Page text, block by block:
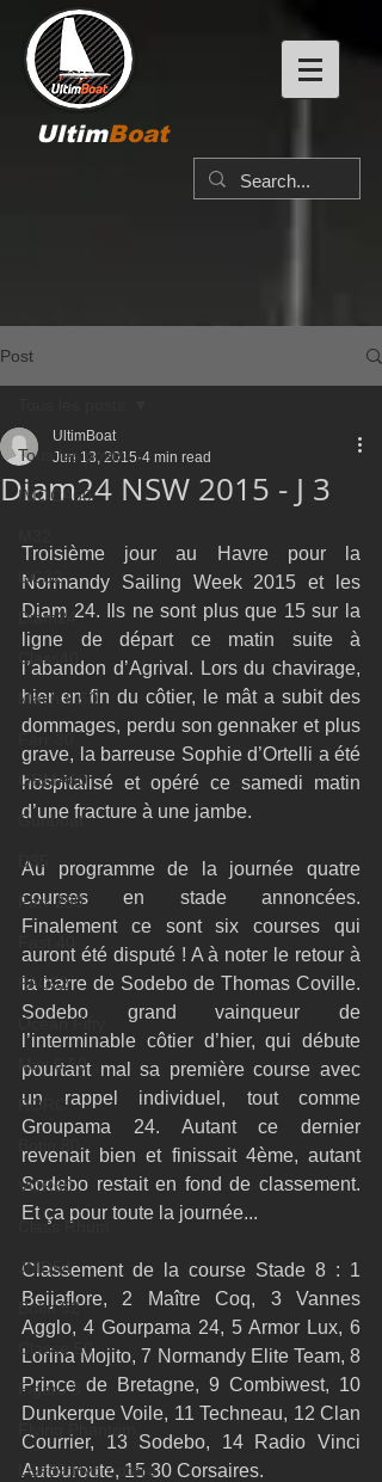
UltimBoat
Post
Tous les posts
IMOCA60
GC32
Diam24
Class40
Mach 6.50
ORMA60
Gunboat
D35
Farr 280
PAC52
Ocean Fifty
Mini 6.50
RORC
VOR60
Class Rhum
JMD54
Botin 52
Classe 50
Figaro 3
Flying Phantom
L&#39;Hydroptère
Diam24 NSW 2015 - J 3
UltimBoat
Jun 13, 2015 4 min read
Troisième jour au Havre pour la
Normandy Sailing Week 2015 et les
Diam 24. Ils ne sont plus que 15 sur la
ligne de départ ce matin suite à
l’abandon d’Agrival. Lors du chavirage,
hier en fin du côtier, le mât a subit des
dommages, perdu son gennaker et plus
grave, la barreuse Sophie d’Ortelli a été
hospitalisé et opéré ce samedi matin
d’une fracture à une jambe.
Au programme de la journée quatre
courses en stade annoncées.
Finalement ce sont six courses qui
auront été disputé ! A à noter le retour à
la barre de Sodebo de Thomas Coville.
Sodebo grand vainqueur de
l’interminable côtier d’hier, qui débute
pourtant mal sa première course avec
un rappel individuel, tout comme
Groupama 24. Autant ce dernier
revenait bien et finissait 4ème, autant
Sodebo restait en fond de classement.
Et ça pour toute la journée...
Classement de la course Stade 8 : 1
Beijaflore, 2 Maître Coq, 3 Vannes
Agglo, 4 Gourpama 24, 5 Armor Lux, 6
Lorina Mojito, 7 Normandy Elite Team, 8
Prince de Bretagne, 9 Combiwest, 10
Dunkerque Voile, 11 Techneau, 12 Clan
Courrier, 13 Sodebo, 14 Radio Vinci
Autouroute, 15 30 Corsaires.